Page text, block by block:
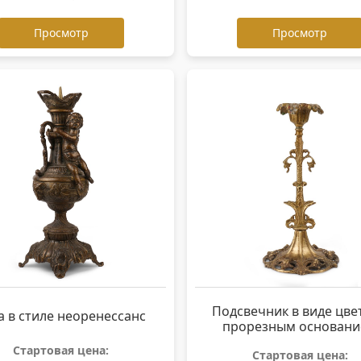
Просмотр Просмотр
в стиле неоренессанс
Стартовая цена:
Подсвечник в виде
прорезным
Стартовая цена: